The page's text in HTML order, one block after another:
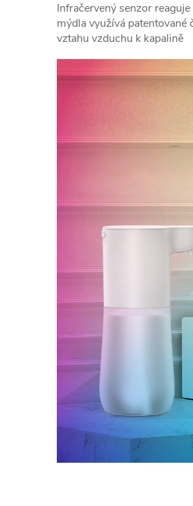
Infračervený senzor
mýdla využívá
vztahu vzduchu k kapalině